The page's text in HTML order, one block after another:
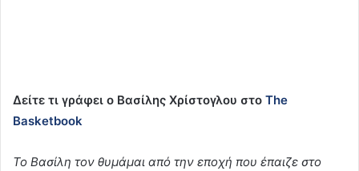
Δείτε τι γράφει ο Βασίλης Χρίστογλου στο The
Basketbook
Το Βασίλη τον θυμάμαι από την εποχή που έπαιζε στο